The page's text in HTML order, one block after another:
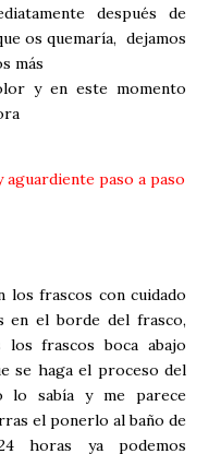
después de
os quemaría, dejamos
más
y en este momento
los frascos con cuidado
en el borde del frasco,
los frascos boca abajo
se haga el proceso del
lo sabía y me parece
el ponerlo al baño de
horas ya podemos